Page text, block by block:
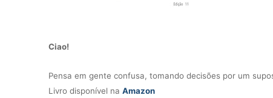
Ciao!
Pensa em gente confusa, tomando decisões por um
Livro disponível na Amazon